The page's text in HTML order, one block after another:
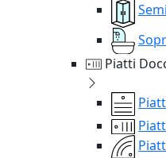
Piatti